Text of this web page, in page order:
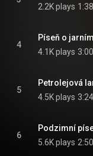
2.2K plays 1:38
4
Píseň o
4.1K plays 3:00
5
Petrolejová
4.5K plays 3:24
6
Podzimní
5.6K plays 2:50